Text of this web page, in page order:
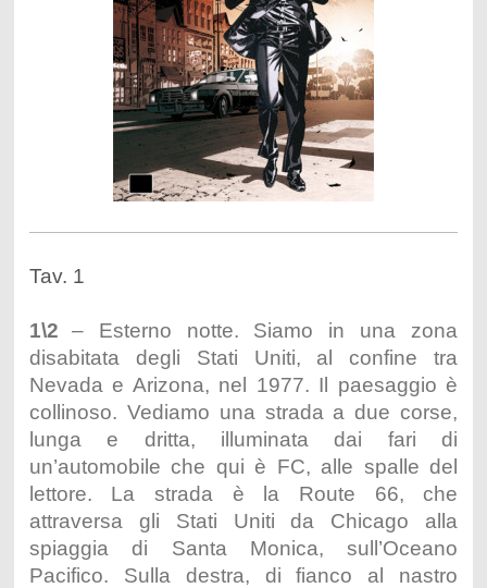
Tav. 1
1\2
– Esterno notte. Siamo in una zona
disabitata degli Stati Uniti, al confine tra
Nevada e Arizona, nel 1977. Il paesaggio è
collinoso. Vediamo una strada a due corse,
lunga e dritta, illuminata dai fari di
un’automobile che qui è FC, alle spalle del
lettore. La strada è la Route 66, che
attraversa gli Stati Uniti da Chicago alla
spiaggia di Santa Monica, sull’Oceano
Pacifico. Sulla destra, di fianco al nastro